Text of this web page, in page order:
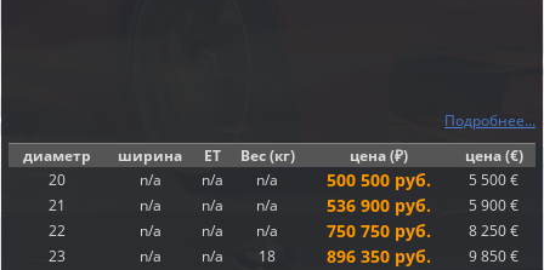
Подробнее...
диаметр
ширина ET Вес (кг) цена (₽)
цена (€)
20
n/a n/a n/a 500 500 руб.
5 500 €
21
n/a n/a n/a 536 900 руб.
5 900 €
22
n/a n/a n/a 750 750 руб.
8 250 €
23
n/a n/a 18 896 350 руб. 9 850 €